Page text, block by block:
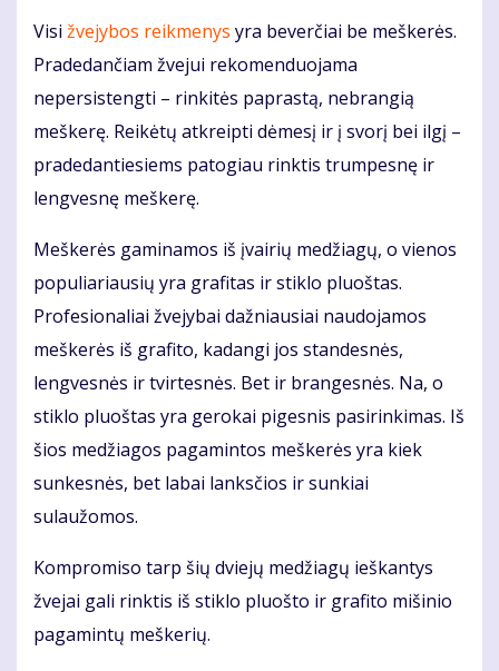
Visi žvejybos reikmenys yra beverčiai be meškerės.
Pradedančiam žvejui rekomenduojama
nepersistengti – rinkitės paprastą, nebrangią
meškerę. Reikėtų atkreipti dėmesį ir į svorį bei ilgį –
pradedantiesiems patogiau rinktis trumpesnę ir
lengvesnę meškerę.
Meškerės gaminamos iš įvairių medžiagų, o vienos
populiariausių yra grafitas ir stiklo pluoštas.
Profesionaliai žvejybai dažniausiai naudojamos
meškerės iš grafito, kadangi jos standesnės,
lengvesnės ir tvirtesnės. Bet ir brangesnės. Na, o
stiklo pluoštas yra gerokai pigesnis pasirinkimas. Iš
šios medžiagos pagamintos meškerės yra kiek
sunkesnės, bet labai lanksčios ir sunkiai
sulaužomos.
Kompromiso tarp šių dviejų medžiagų ieškantys
žvejai gali rinktis iš stiklo pluošto ir grafito mišinio
pagamintų meškerių.